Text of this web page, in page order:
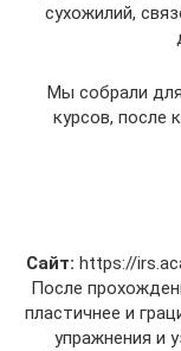
сухожилий,
Мы собрали
курсов, после
Сайт: https://
После
пластичнее и
упражнения и